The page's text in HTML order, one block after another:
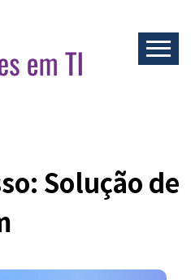
Solução de